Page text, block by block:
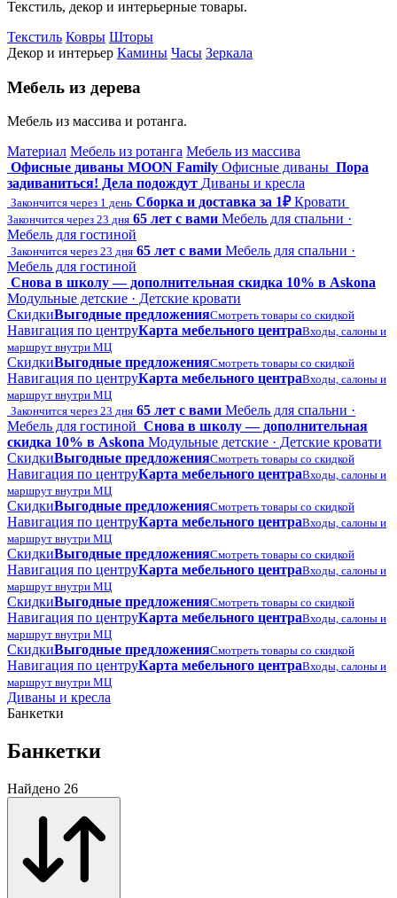
Текстиль, декор и интерьерные товары.
Текстиль Ковры Шторы
Декор и интерьер Камины Часы Зеркала
Мебель из дерева
Мебель из массива и ротанга.
Материал Мебель из ротанга Мебель из массива
Офисные диваны MOON Family Офисные диваны Пора
задиваниться! Дела подождут Диваны и кресла
Закончится через 1 день Сборка и доставка за 1₽ Кровати
Закончится через 23 дня 65 лет с вами Мебель для спальни ·
Мебель для гостиной
Закончится через 23 дня 65 лет с вами Мебель для спальни ·
Мебель для гостиной
Снова в школу — дополнительная скидка 10% в Askona
Модульные детские · Детские кровати
СкидкиВыгодные предложенияСмотреть товары со скидкой
Навигация по центруКарта мебельного центраВходы, салоны и
маршрут внутри МЦ
СкидкиВыгодные предложенияСмотреть товары со скидкой
Навигация по центруКарта мебельного центраВходы, салоны и
маршрут внутри МЦ
Закончится через 23 дня 65 лет с вами Мебель для спальни ·
Мебель для гостиной Снова в школу — дополнительная
скидка 10% в Askona Модульные детские · Детские кровати
СкидкиВыгодные предложенияСмотреть товары со скидкой
Навигация по центруКарта мебельного центраВходы, салоны и
маршрут внутри МЦ
СкидкиВыгодные предложенияСмотреть товары со скидкой
Навигация по центруКарта мебельного центраВходы, салоны и
маршрут внутри МЦ
СкидкиВыгодные предложенияСмотреть товары со скидкой
Навигация по центруКарта мебельного центраВходы, салоны и
маршрут внутри МЦ
СкидкиВыгодные предложенияСмотреть товары со скидкой
Навигация по центруКарта мебельного центраВходы, салоны и
маршрут внутри МЦ
СкидкиВыгодные предложенияСмотреть товары со скидкой
Навигация по центруКарта мебельного центраВходы, салоны и
маршрут внутри МЦ
Диваны и кресла
Банкетки
Банкетки
Найдено 26